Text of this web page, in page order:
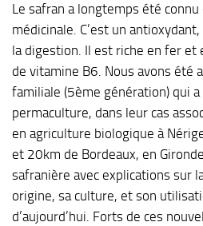
Le safran a longtemps été
médicinale. C’est un
la digestion. Il est riche en fer et
de vitamine B6. Nous avons été
familiale (5ème génération) qui
permaculture, dans leur cas
en agriculture biologique à
et 20km de Bordeaux, en
safranière avec explications sur
origine, sa culture, et son
d’aujourd’hui. Forts de ces